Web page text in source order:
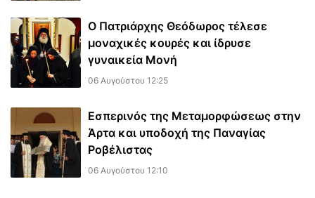
Ο Πατριάρχης Θεόδωρος τέλεσε
μοναχικές κουρές και ίδρυσε
γυναικεία Μονή
06 Αυγούστου 12:25
Εσπερινός της Μεταμορφώσεως στην
Άρτα και υποδοχή της Παναγίας
Ροβέλιστας
06 Αυγούστου 12:10